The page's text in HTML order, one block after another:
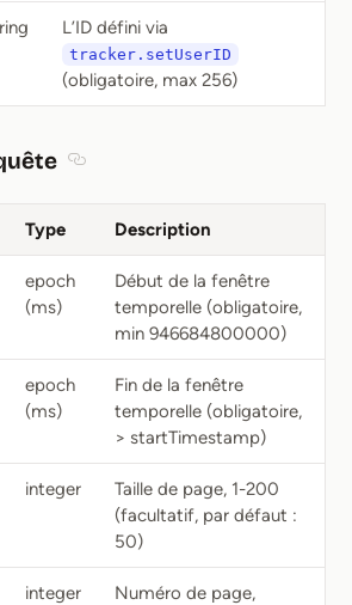
L’ID défini via
tracker.setUserID
(obligatoire, max 256)
Type Description
epoch
(ms)
Début de la fenêtre
temporelle (obligatoire,
min 946684800000)
epoch
(ms)
Fin de la fenêtre
temporelle (obligatoire,
> startTimestamp)
integer
Taille de page, 1-200
(facultatif, par défaut :
50)
integer
Numéro de page,